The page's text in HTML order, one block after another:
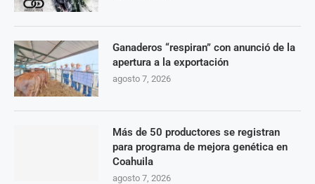
Ganaderos “respiran” con anunció de la
apertura a la exportación
agosto 7, 2026
Más de 50 productores se registran
para programa de mejora genética en
Coahuila
agosto 7, 2026